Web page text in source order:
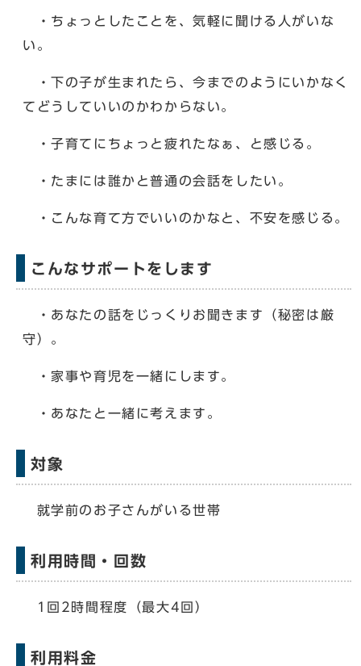
・ちょっとしたことを、気軽に聞ける人がいな
い。
・下の子が生まれたら、今までのようにいかなく
てどうしていいのかわからない。
・子育てにちょっと疲れたなぁ、と感じる。
・たまには誰かと普通の会話をしたい。
・こんな育て方でいいのかなと、不安を感じる。
こんなサポートをします
・あなたの話をじっくりお聞きます（秘密は厳
守）。
・家事や育児を一緒にします。
・あなたと一緒に考えます。
対象
就学前のお子さんがいる世帯
利用時間・回数
1回2時間程度（最大4回）
利用料金